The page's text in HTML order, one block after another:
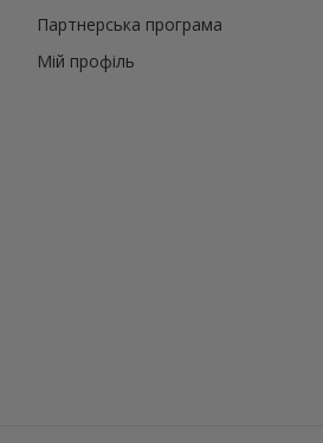
Партнерська програма
Мій профіль